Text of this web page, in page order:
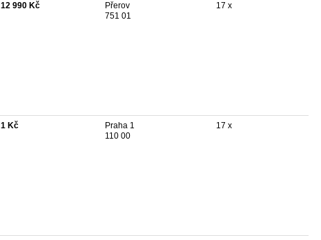
12 990 Kč
Přerov
751 01
17 x
1 Kč
Praha 1
110 00
17 x